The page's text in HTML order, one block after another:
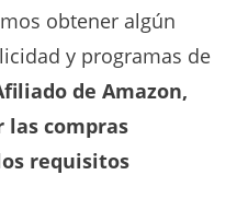
obtener algún
y programas de
de Amazon,
las compras
requisitos